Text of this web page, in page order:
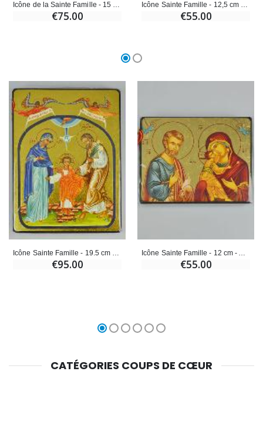
€75.00 €55.00
€95.00 €55.00
CATÉGORIES COUPS DE CŒUR